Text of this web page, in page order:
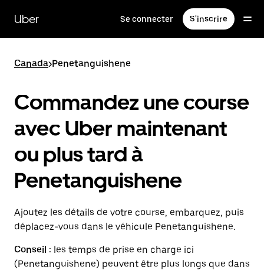
contenu
principal
Uber Se connecter S'inscrire
Canada>Penetanguishene
Commandez une course
avec Uber maintenant
ou plus tard à
Penetanguishene
Ajoutez les détails de votre course, embarquez, puis
déplacez-vous dans le véhicule Penetanguishene.
Conseil : les temps de prise en charge ici
(Penetanguishene) peuvent être plus longs que dans